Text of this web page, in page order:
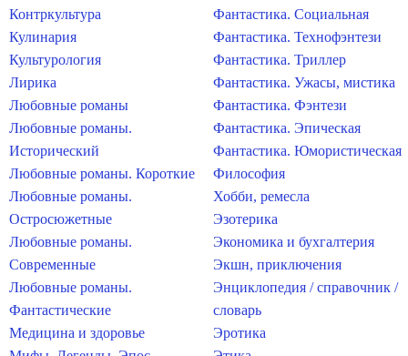
Контркультура
Кулинария
Культурология
Лирика
Любовные романы
Любовные романы.
Исторический
Любовные романы. Короткие
Любовные романы.
Остросюжетные
Любовные романы.
Современные
Любовные романы.
Фантастические
Медицина и здоровье
Фантастика. Социальная
Фантастика. Технофэнтези
Фантастика. Триллер
Фантастика. Ужасы, мистика
Фантастика. Фэнтези
Фантастика. Эпическая
Фантастика. Юмористическая
Философия
Хобби, ремесла
Эзотерика
Экономика и бухгалтерия
Экшн, приключения
Энциклопедия / справочник /
словарь
Эротика